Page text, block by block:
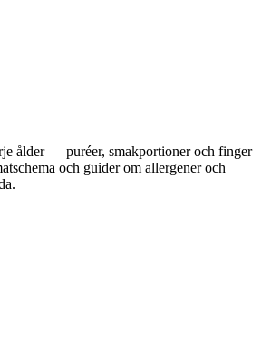
ålder — puréer, smakportioner och finger
och guider om allergener och